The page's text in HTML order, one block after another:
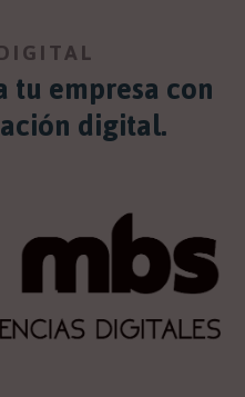
tu empresa con
digital.